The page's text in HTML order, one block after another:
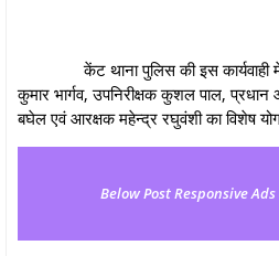
केंट थाना पुलिस की इस कार्यवाही में
कुमार भार्गव, उपनिरीक्षक कुशल पाल, प्रधान
बघेल एवं आरक्षक महेन्द्र रघुवंशी का विशेष
Below Post Responsive